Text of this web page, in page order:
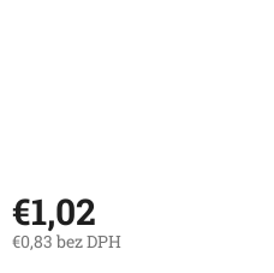
€1,02
€0,83 bez DPH